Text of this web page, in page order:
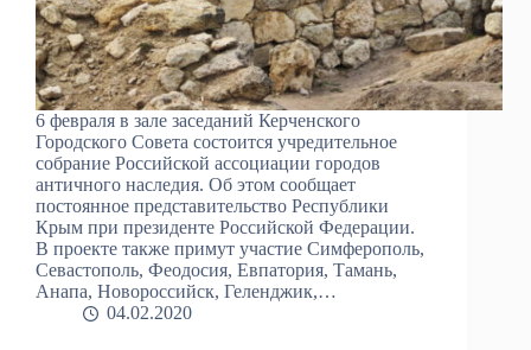
6 февраля в зале заседаний Керченского
Городского Совета состоится учредительное
собрание Российской ассоциации городов
античного наследия. Об этом сообщает
постоянное представительство Республики
Крым при президенте Российской Федерации.
В проекте также примут участие Симферополь,
Севастополь, Феодосия, Евпатория, Тамань,
Анапа, Новороссийск, Геленджик,…
04.02.2020